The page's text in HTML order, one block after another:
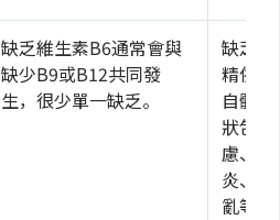
缺乏維生素B6通常會與
缺少B9或B12共同發
生，很少單一缺乏。
缺乏
精依賴
自體
狀包含
慮、
炎、
亂等。